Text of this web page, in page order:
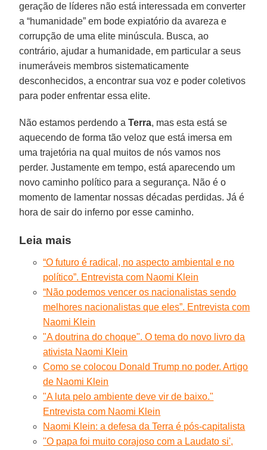
geração de líderes não está interessada em converter
a “humanidade” em bode expiatório da avareza e
corrupção de uma elite minúscula. Busca, ao
contrário, ajudar a humanidade, em particular a seus
inumeráveis membros sistematicamente
desconhecidos, a encontrar sua voz e poder coletivos
para poder enfrentar essa elite.
Não estamos perdendo aTerra, mas esta está se
aquecendo de forma tão veloz que está imersa em
uma trajetória na qual muitos de nós vamos nos
perder. Justamente em tempo, está aparecendo um
novo caminho político para a segurança. Não é o
momento de lamentar nossas décadas perdidas. Já é
hora de sair do inferno por esse caminho.
Leia mais
“O futuro é radical, no aspecto ambiental e no
político”. Entrevista com Naomi Klein
“Não podemos vencer os nacionalistas sendo
melhores nacionalistas que eles”. Entrevista com
Naomi Klein
"A doutrina do choque". O tema do novo livro da
ativista Naomi Klein
Como se colocou Donald Trump no poder. Artigo
de Naomi Klein
"A luta pelo ambiente deve vir de baixo."
Entrevista com Naomi Klein
Naomi Klein: a defesa da Terra é pós-capitalista
''O papa foi muito corajoso com a Laudato si',